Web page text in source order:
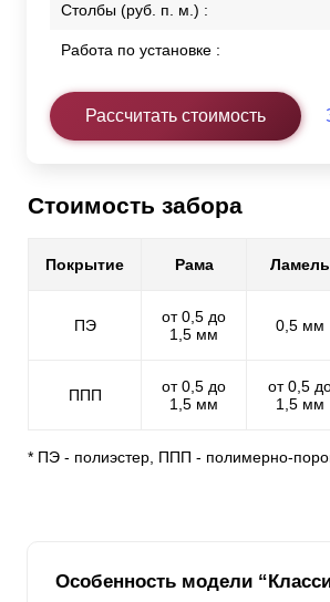
Столбы (руб. п. м.) :
Работа по установке :
Рассчитать стоимость
Стоимость забора
Покрытие Рама Ламель
ПЭ
от 0,5 до
1,5 мм
0,5 мм
ППП
от 0,5 до
1,5 мм
от 0,5
1,5 мм
* ПЭ - полиэстер, ППП - полимерно-
Особенность модели